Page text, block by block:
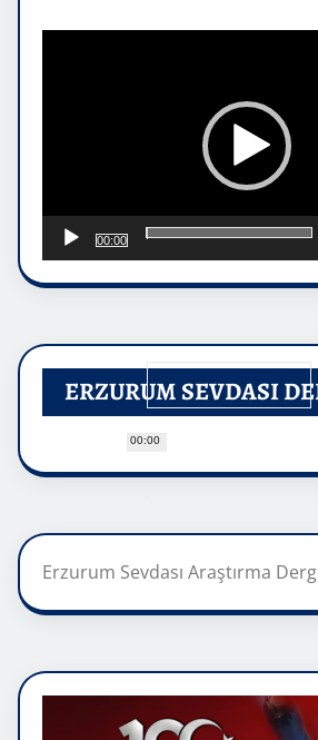
00:00
00:00
ERZURUM SEVDASI
Erzurum Sevdası Araştırma